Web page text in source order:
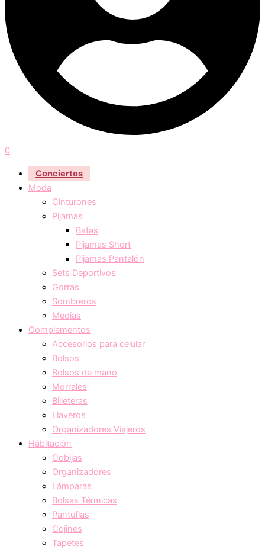
0
Conciertos
Moda
Cinturones
Pijamas
Batas
Pijamas Short
Pijamas Pantalón
Sets Deportivos
Gorras
Sombreros
Medias
Complementos
Accesorios para celular
Bolsos
Bolsos de mano
Morrales
Billeteras
Llaveros
Organizadores Viajeros
Hábitación
Cobijas
Organizadores
Lámparas
Bolsas Térmicas
Pantuflas
Cojines
Tapetes